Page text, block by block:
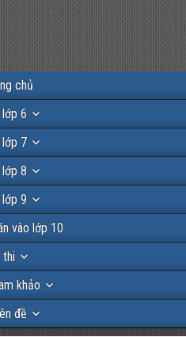
chủ
lớp 6
lớp 7
lớp 8
lớp 9
vào lớp 10
khảo
đề